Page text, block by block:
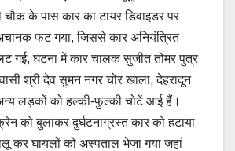
p
p
n
k
चौक के पास कार का टायर डिवाइडर पर
फट गया, जिससे कार अनियंत्रित
गई, घटना में कार चालक सुजीत तोमर पुत्र
श्री देव सुमन नगर चोर खाला, देहरादून
लड़कों को हल्की-फुल्की चोटें आई हैं।
को बुलाकर दुर्घटनाग्रस्त कार को हटाया
कर घायलों को अस्पताल भेजा गया जहां